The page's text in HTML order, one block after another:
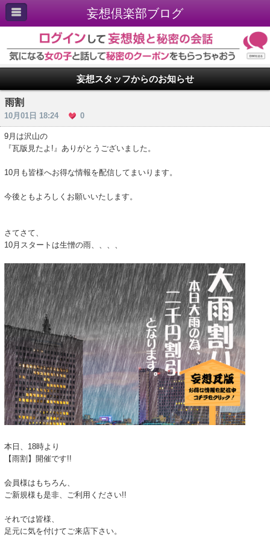
妄想倶楽部ブログ
妄想スタッフからのお知らせ
雨割
10月01日 18:24 0
9月は沢山の
『瓦版見たよ!』ありがとうございました。
10月も皆様へお得な情報を配信してまいります。
今後ともよろしくお願いいたします。
さてさて、
10月スタートは生憎の雨、、、、
本日、18時より
【雨割】開催です!!
会員様はもちろん、
ご新規様も是非、ご利用ください!!
それでは皆様、
足元に気を付けてご来店下さい。